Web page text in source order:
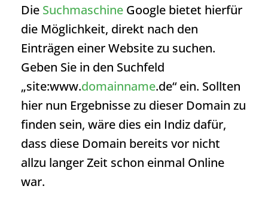
Die Suchmaschine Google bietet hierfür
die Möglichkeit, direkt nach den
Einträgen einer Website zu suchen.
Geben Sie in den Suchfeld
„site:www.domainname.de“ ein. Sollten
hier nun Ergebnisse zu dieser Domain zu
finden sein, wäre dies ein Indiz dafür,
dass diese Domain bereits vor nicht
allzu langer Zeit schon einmal Online
war.